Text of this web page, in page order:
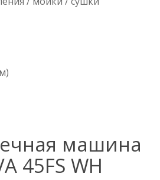
машина
45FS WH